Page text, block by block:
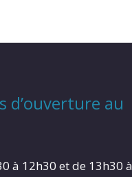
d’ouverture au
à 12h30 et de 13h30 à